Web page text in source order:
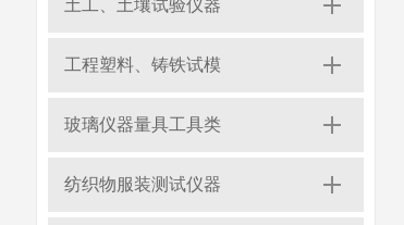
土工、土壤试验仪器
工程塑料、铸铁试模
玻璃仪器量具工具类
纺织物服装测试仪器